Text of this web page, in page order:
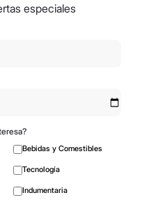
especiales
Bebidas y Comestibles
Tecnología
Indumentaria